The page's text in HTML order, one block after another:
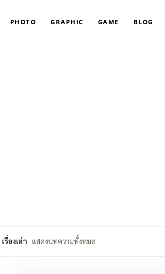
PHOTO GRAPHIC GAME BLOG
เรื่องเล่า แสดงบทความทั้งหมด